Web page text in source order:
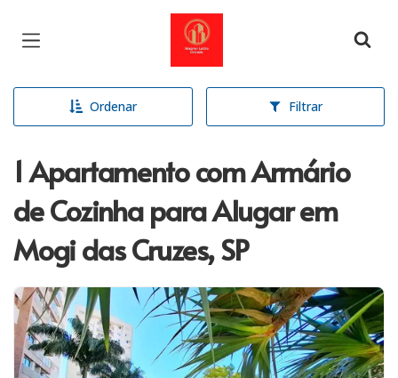
Página inicial
Ordenar Filtrar
1 Apartamento com Armário
de Cozinha para Alugar em
Mogi das Cruzes, SP